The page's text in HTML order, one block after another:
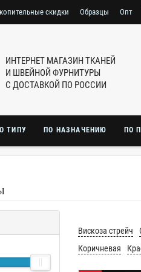
скидки Образцы Опт
ИНТЕРНЕТ МАГАЗИН ТКАНЕЙ
И ШВЕЙНОЙ ФУРНИТУРЫ
С ДОСТАВКОЙ ПО РОССИИ
ТИПУ ПО НАЗНАЧЕНИЮ ПО
Вискоза стрейч
Коричневая